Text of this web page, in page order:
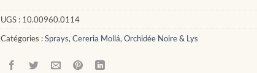
UGS : 10.00960.0114
Catégories :Sprays, Cereria Mollá, Orchidée Noire & Lys